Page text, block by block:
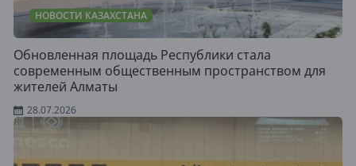
НОВОСТИ КАЗАХСТАНА
Обновленная площадь Республики стала
современным общественным пространством для
жителей Алматы
28.07.2026